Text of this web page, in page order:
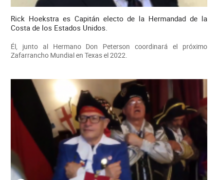
Rick Hoekstra es Capitán electo de la Hermandad de la
Costa de los Estados Unidos.
Él, junto al Hermano Don Peterson coordinará el próximo
Zafarrancho Mundial en Texas el 2022.